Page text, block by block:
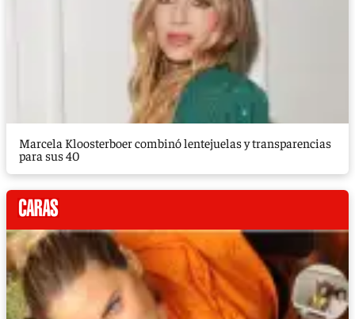
Marcela Kloosterboer combinó lentejuelas y transparencias
para sus 40